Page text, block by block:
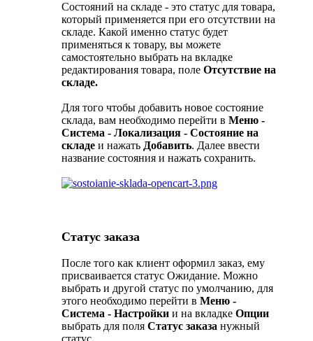
Состояний на складе - это статус для товара,
который применяется при его отсутствии на
складе. Какой именно статус будет
применяться к товару, вы можете
самостоятельно выбрать на вкладке
редактирования товара, поле Отсутствие на
складе.
Для того чтобы добавить новое состояние
склада, вам необходимо перейти в Меню -
Система - Локализация - Состояние на
складе и нажать Добавить. Далее ввести
название состояния и нажать сохранить.
Статус заказа
После того как клиент оформил заказ, ему
присваивается статус Ожидание. Можно
выбрать и другой статус по умолчанию, для
этого необходимо перейти в Меню -
Система - Настройки и на вкладке Опции
выбрать для поля Статус заказа нужный